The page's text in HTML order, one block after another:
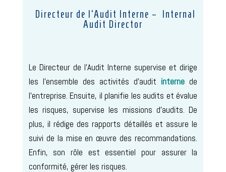
Directeur de l’Audit Interne – Internal
Audit Director
Le Directeur de l’Audit Interne supervise et dirige
les l’ensemble des activités d’audit interne de
l’entreprise. Ensuite, il planifie les audits et évalue
les risques, supervise les missions d’audits. De
plus, il rédige des rapports détaillés et assure le
suivi de la mise en œuvre des recommandations.
Enfin, son rôle est essentiel pour assurer la
conformité, gérer les risques.